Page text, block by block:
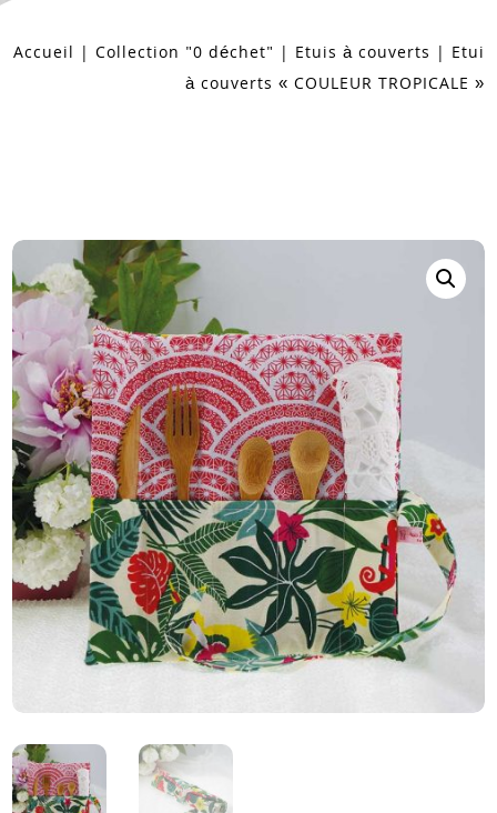
Accueil | Collection "0 déchet" | Etuis à couverts | Etui
à couverts « COULEUR TROPICALE »